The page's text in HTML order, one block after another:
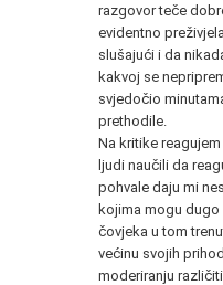
razgovor teče
evidentno
slušajući i da
kakvoj se
svjedočio
prethodile.
Na kritike
ljudi naučili da
pohvale daju mi
kojima mogu
čovjeka u tom
većinu svojih
moderiranju